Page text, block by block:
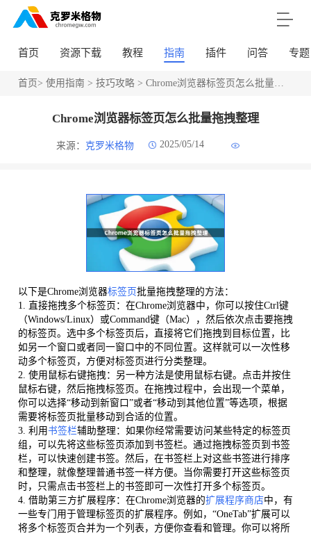
首页 资源下载 教程 指南 插件 问答 专题
首页> 使用指南 > 技巧攻略> Chrome浏览器标签页怎么批量拖拽整理
Chrome浏览器标签页怎么批量拖拽整理
来源： 克罗米格物 2025/05/14
以下是Chrome浏览器标签页批量拖拽整理的方法：
1. 直接拖拽多个标签页：在Chrome浏览器中，你可以按住Ctrl键
（Windows/Linux）或Command键（Mac），然后依次点击要拖拽
的标签页。选中多个标签页后，直接将它们拖拽到目标位置，比
如另一个窗口或者同一窗口中的不同位置。这样就可以一次性移
动多个标签页，方便对标签页进行分类整理。
2. 使用鼠标右键拖拽：另一种方法是使用鼠标右键。点击并按住
鼠标右键，然后拖拽标签页。在拖拽过程中，会出现一个菜单，
你可以选择“移动到新窗口”或者“移动到其他位置”等选项，根据
需要将标签页批量移动到合适的位置。
3. 利用书签栏辅助整理：如果你经常需要访问某些特定的标签页
组，可以先将这些标签页添加到书签栏。通过拖拽标签页到书签
栏，可以快速创建书签。然后，在书签栏上对这些书签进行排序
和整理，就像整理普通书签一样方便。当你需要打开这些标签页
时，只需点击书签栏上的书签即可一次性打开多个标签页。
4. 借助第三方扩展程序：在Chrome浏览器的扩展程序商店中，有
一些专门用于管理标签页的扩展程序。例如，“OneTab”扩展可以
将多个标签页合并为一个列表，方便你查看和管理。你可以将所